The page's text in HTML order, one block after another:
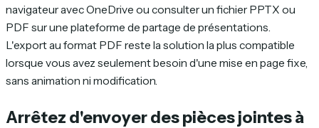
navigateur avec OneDrive ou consulter un fichier PPTX ou
PDF sur une plateforme de partage de présentations.
L'export au format PDF reste la solution la plus compatible
lorsque vous avez seulement besoin d'une mise en page fixe,
sans animation ni modification.
Arrêtez d'envoyer des pièces jointes à